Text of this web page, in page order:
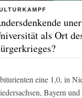
als Ort
eine 1,0, in
Bayern